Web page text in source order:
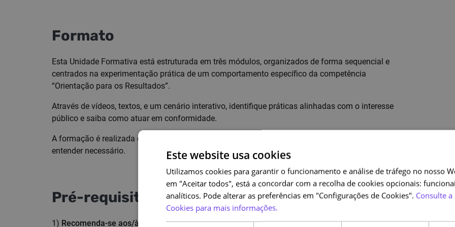
Formato
Esta Unidade Formativa está estruturada em três módulos, organizados de forma sequencial e
centrados na experimentação prática de um comportamento específico da competência
“Orientação para os Resultados”.
Através de vídeos, textos, e um cenário interativo, identifique práticas alinhadas com o interesse
público e saiba como atuar em conformidade.
A formação é realizada de forma individual, ao seu ritmo, podendo rever as atividades sempre que
entender necessário.
Pré-requisitos
1) Recomenda-se aos/às trabalhadores/as da AP com email institucional que o associem à
Este website usa cookies
Utilizamos cookies para garantir o funcionamento e análise de tráfego no nosso
em "Aceitar todos", está a concordar com a recolha de cookies opcionais:
analíticos. Pode alterar as preferências em "Configurações de Cookies". Consulte
Cookies para mais informações.